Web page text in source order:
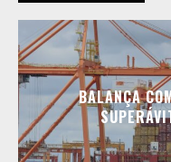
BALANÇA